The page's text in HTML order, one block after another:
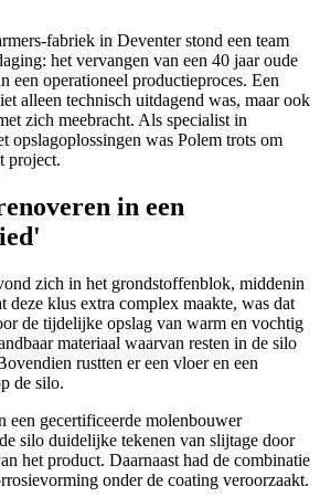
fabriek in Deventer stond een team
het vervangen van een 40 jaar oude
een operationeel productieproces. Een
alleen technisch uitdagend was, maar ook
zich meebracht. Als specialist in
opslagoplossingen was Polem trots om
project.
in een
zich in het grondstoffenblok, middenin
deze klus extra complex maakte, was dat
de tijdelijke opslag van warm en vochtig
materiaal waarvan resten in de silo
rustten er een vloer en een
de silo.
een gecertificeerde molenbouwer
silo duidelijke tekenen van slijtage door
het product. Daarnaast had de combinatie
onder de coating veroorzaakt.